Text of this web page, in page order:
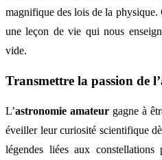
magnifique des lois de la physique.
une leçon de vie qui nous
vide.
Transmettre la passion de
L’astronomie amateur gagne à
éveiller leur curiosité scientifique
légendes liées aux